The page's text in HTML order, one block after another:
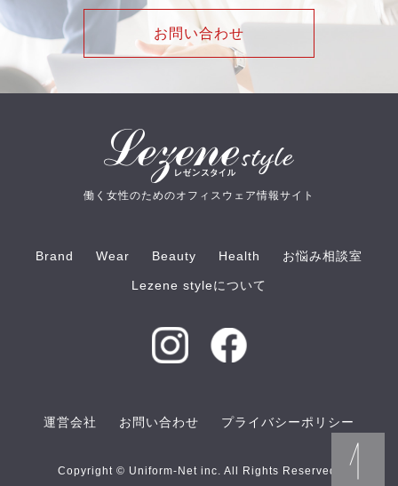
お問い合わせ
働く女性のためのオフィスウェア情報サイト
Brand Wear Beauty Health お悩み相談室
Lezene styleについて
運営会社 お問い合わせ プライバシーポリシー
Copyright © Uniform-Net inc. All Rights Reserved.